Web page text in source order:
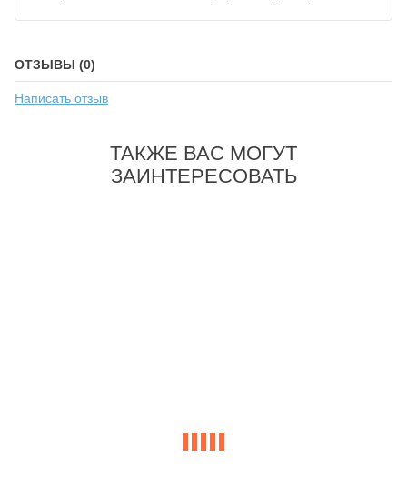
ОТЗЫВЫ (0)
Написать отзыв
ТАКЖЕ ВАС МОГУТ
ЗАИНТЕРЕСОВАТЬ